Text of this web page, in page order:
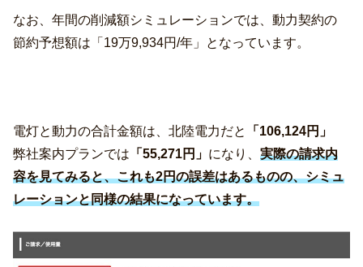
なお、年間の削減額シミュレーションでは、動力契約の
節約予想額は「19万9,934円/年」となっています。
電灯と動力の合計金額は、北陸電力だと
「106,124円」
弊社案内プランでは 「55,271円」 になり、実際の請求内
容を見てみると、これも2円の誤差はあるものの、シミュ
レーションと同様の結果になっています。